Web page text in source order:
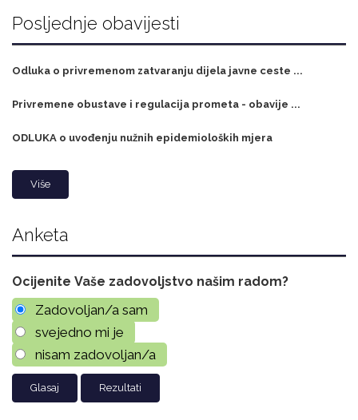
Posljednje obavijesti
Odluka o privremenom zatvaranju dijela javne ceste ...
Privremene obustave i regulacija prometa - obavije ...
ODLUKA o uvođenju nužnih epidemioloških mjera
Više
Anketa
Ocijenite Vaše zadovoljstvo našim radom?
Zadovoljan/a sam
svejedno mi je
nisam zadovoljan/a
Rezultati